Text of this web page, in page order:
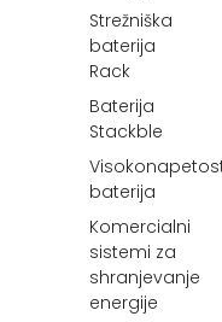
Strežniška
baterija
Rack
Baterija
Stackble
baterija
Komercialni
sistemi za
shranjevanje
energije